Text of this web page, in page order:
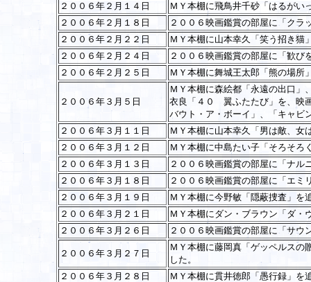
２００６年２月１４日
ＭＹ本棚に飛鳥井千砂「はるがい
２００６年２月１８日
２００６映画鑑賞の部屋に「クラ
２００６年２月２２日
ＭＹ本棚に山本幸久「笑う招き猫
２００６年２月２４日
２００６映画鑑賞の部屋に「歓び
２００６年２月２５日
ＭＹ本棚に舞城王太郎「熊の場所
２００６年３月５日
ＭＹ本棚に森絵都「永遠の出口」
衣良「４０ 翼ふたたび」を、映
バウト・ア・ボーイ」、「キャビ
２００６年３月１１日
ＭＹ本棚に山本幸久「男は敵、女
２００６年３月１２日
ＭＹ本棚に中島たい子「そろそろ
２００６年３月１３日
２００６映画鑑賞の部屋に「ナ
２００６年３月１８日
２００６映画鑑賞の部屋に「エミ
２００６年３月１９日
ＭＹ本棚に今野敏「隠蔽捜査」を
２００６年３月２１日
ＭＹ本棚にダン・ブラウン「ダ・
２００６年３月２６日
２００６映画鑑賞の部屋に「サウ
２００６年３月２７日
ＭＹ本棚に藤岡真「ゲッペルスの
した。
２００６年３月２８日
ＭＹ本棚に貫井徳郎「愚行録」を